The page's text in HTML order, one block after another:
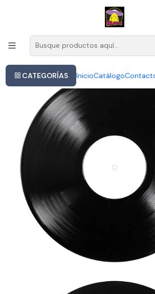
CATEGORÍAS InicioCatálogo
Este es el texto del slide